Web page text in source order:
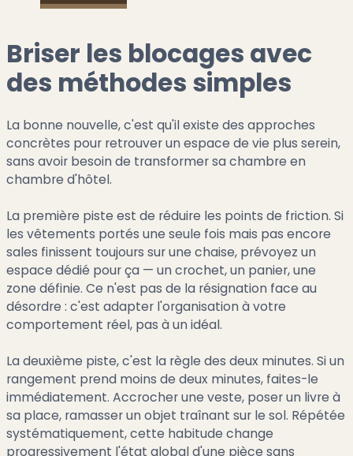
Briser les blocages avec
des méthodes simples
La bonne nouvelle, c'est qu'il existe des approches
concrètes pour retrouver un espace de vie plus serein,
sans avoir besoin de transformer sa chambre en
chambre d'hôtel.
La première piste est de réduire les points de friction. Si
les vêtements portés une seule fois mais pas encore
sales finissent toujours sur une chaise, prévoyez un
espace dédié pour ça — un crochet, un panier, une
zone définie. Ce n'est pas de la résignation face au
désordre : c'est adapter l'organisation à votre
comportement réel, pas à un idéal.
La deuxième piste, c'est la règle des deux minutes. Si un
rangement prend moins de deux minutes, faites-le
immédiatement. Accrocher une veste, poser un livre à
sa place, ramasser un objet traînant sur le sol. Répétée
systématiquement, cette habitude change
progressivement l'état global d'une pièce sans